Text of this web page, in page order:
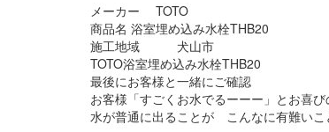
メーカー TOTO
商品名 浴室埋め込み水栓THB20
施工地域 犬山市
TOTO浴室埋め込み水栓THB20
最後にお客様と一緒にご確認
お客様「すごくお水でるーーー」とお喜び
水が普通に出ることが こんなに有難い